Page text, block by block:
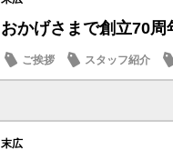
おかげさまで創立70周
ご挨拶 スタッフ紹介
末広